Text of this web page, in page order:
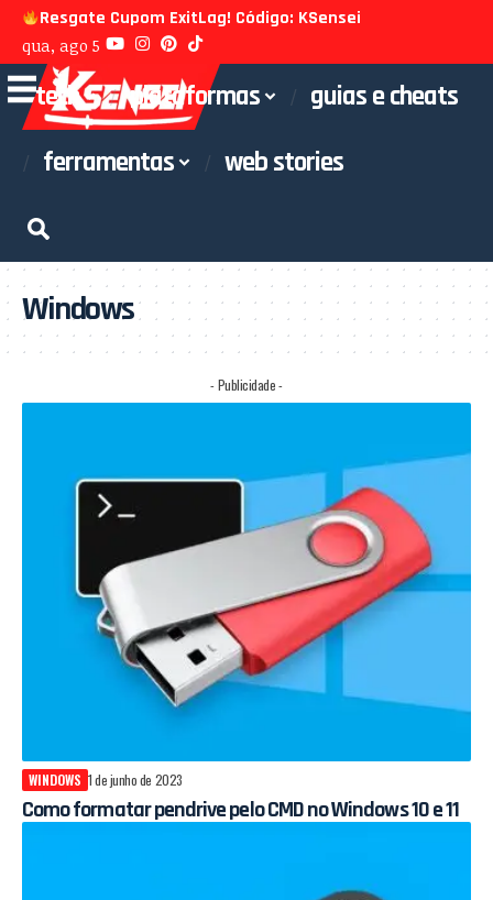
Resgate Cupom ExitLag! Código: KSensei
qua, ago 5
tech plataformas
guias e cheats
ferramentas
web stories
Windows
- Publicidade -
WINDOWS 1 de junho de 2023
Como formatar pendrive pelo CMD no Windows 10 e 11